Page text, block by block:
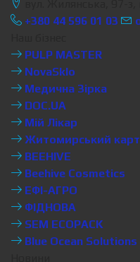
+380 44 596 01 03
PULP MASTER
NovaSklo
Медична Зірка
DOC.UA
Мій Лікар
Житомирський
BEEHIVE
Beehive Cosmetics
ЕФІ-АГРО
ФІДНОВА
SEM ECOPACK
Blue Ocean Solutions